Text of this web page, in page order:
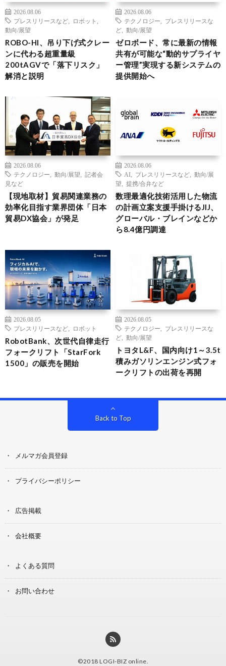
2026.08.06
プレスリリースなど
ロボット
動向/展望
ROBO-HI、吊り下げ式クレー
ンに代わる超重量級
200tAGVで「落下リスク」
解消と説明
2026.08.06
テクノロジー
プレスリリースな
ど
動向/展望
ゼロボード、常に最新の情報
共有が可能な“動的サプライヤ
ー管理”実現する新システムの
提供開始へ
2026.08.06
テクノロジー
動向/展望
記者会
見など
【現地取材】貿易関連業務の
効率化目指す業界団体「日本
貿易DX協会」が発足
2026.08.06
AI
プレスリリースなど
動向/展
望
提携/合弁など
数理最適化技術活用した物流
の計画立案支援手掛けるJIJ、
グローバル・ブレインなどか
ら8.4億円調達
2026.08.05
プレスリリースなど
ロボット
RobotBank、次世代自律走行
フォークリフト「StarFork
1500」の販売を開始
2026.08.05
テクノロジー
プレスリリースな
ど
動向/展望
トヨタL&F、国内向け1～3.5t
積みガソリンエンジン式フォ
ークリフトの出荷を再開
Back to Top
メルマガ会員登録
プライバシーポリシー
広告掲載
会社概要
よくある質問
お問い合わせ
©2018 LOGI-BIZ online